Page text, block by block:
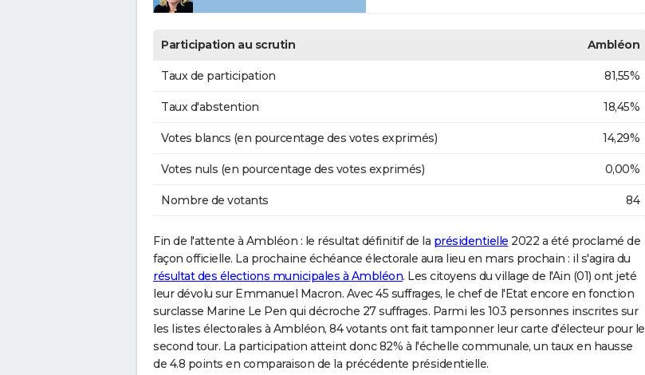
Participation au scrutin Ambléon
Taux de participation 81,55%
Taux d'abstention 18,45%
Votes blancs (en pourcentage des votes exprimés) 14,29%
Votes nuls (en pourcentage des votes exprimés) 0,00%
Nombre de votants 84
Fin de l'attente à Ambléon : le résultat définitif de la présidentielle 2022 a été proclamé de
façon officielle. La prochaine échéance électorale aura lieu en mars prochain : il s'agira du
résultat des élections municipales à Ambléon. Les citoyens du village de l'Ain (01) ont jeté
leur dévolu sur Emmanuel Macron. Avec 45 suffrages, le chef de l'Etat encore en fonction
surclasse Marine Le Pen qui décroche 27 suffrages. Parmi les 103 personnes inscrites sur
les listes électorales à Ambléon, 84 votants ont fait tamponner leur carte d'électeur pour le
second tour. La participation atteint donc 82% à l'échelle communale, un taux en hausse
de 4.8 points en comparaison de la précédente présidentielle.